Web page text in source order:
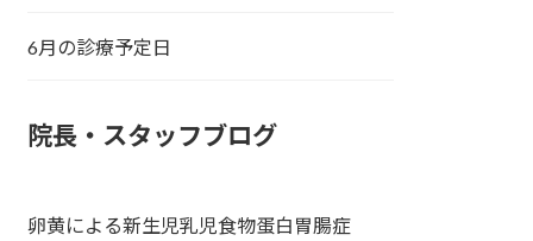
6月の診療予定日
院長・スタッフブログ
卵黄による新生児乳児食物蛋白胃腸症